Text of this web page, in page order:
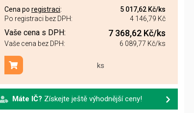
Cena po registraci: 5 017,62 Kč/ks
Po registraci bez DPH:
4 146,79 Kč
Vaše cena s DPH: 7 368,62 Kč/ks
Vaše cena bez DPH: 6 089,77 Kč/ks
ks
Přidat do košíku
Máte IČ? Získejte ještě výhodnější ceny!